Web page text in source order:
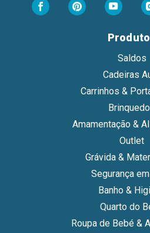
Saldos
Cadeiras
Carrinhos &
Amamentação &
Outlet
Grávida &
Segurança
Banho &
Quarto do
Roupa de Bebé &